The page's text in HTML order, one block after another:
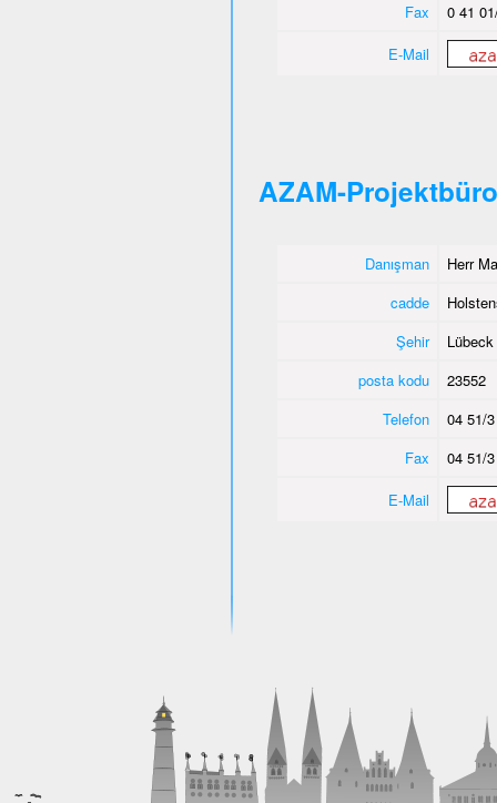
Fax
0 41
E-Mail
AZAM-
Danışman
Herr
cadde
Şehir
Lübeck
posta kodu
23552
Telefon
04 51/
Fax
04 51/
E-Mail